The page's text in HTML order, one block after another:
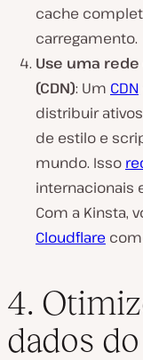
cache
carregamento.
Use uma
(CDN): Um CDN
distribuir
de estilo e
mundo. Isso
internacionais
Com a Kinsta,
Cloudflare
4.
dados